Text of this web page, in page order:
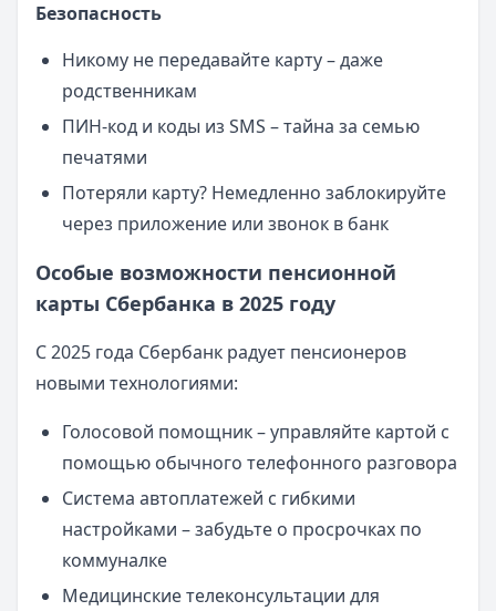
Безопасность
Никому не передавайте карту – даже
родственникам
ПИН-код и коды из SMS – тайна за семью
печатями
Потеряли карту? Немедленно заблокируйте
через приложение или звонок в банк
Особые возможности пенсионной
карты Сбербанка в 2025 году
С 2025 года Сбербанк радует пенсионеров
новыми технологиями:
Голосовой помощник – управляйте картой с
помощью обычного телефонного разговора
Система автоплатежей с гибкими
настройками – забудьте о просрочках по
коммуналке
Медицинские телеконсультации для